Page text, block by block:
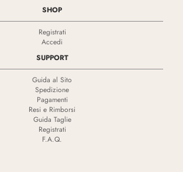
SHOP
Registrati
Accedi
SUPPORT
Guida al Sito
Spedizione
Pagamenti
Resi e Rimborsi
Guida Taglie
Registrati
F.A.Q.